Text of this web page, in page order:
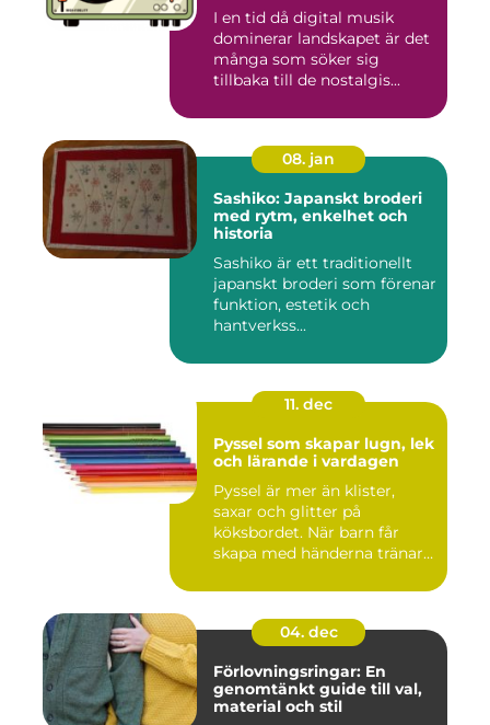
I en tid då digital musik
dominerar landskapet är det
många som söker sig
tillbaka till de nostalgis...
08. jan
Sashiko: Japanskt broderi
med rytm, enkelhet och
historia
Sashiko är ett traditionellt
japanskt broderi som förenar
funktion, estetik och
hantverkss...
11. dec
Pyssel som skapar lugn, lek
och lärande i vardagen
Pyssel är mer än klister,
saxar och glitter på
köksbordet. När barn får
skapa med händerna tränar
04. dec
Förlovningsringar: En
genomtänkt guide till val,
material och stil